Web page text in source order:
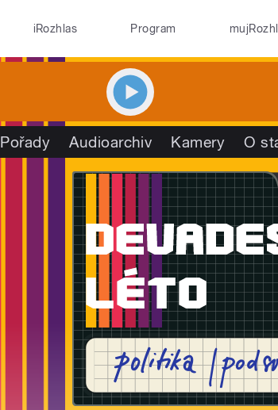
iRozhlas Program
Pořady Audioarchiv Kamery O